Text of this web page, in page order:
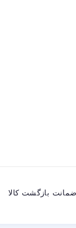
بازگشت کالا